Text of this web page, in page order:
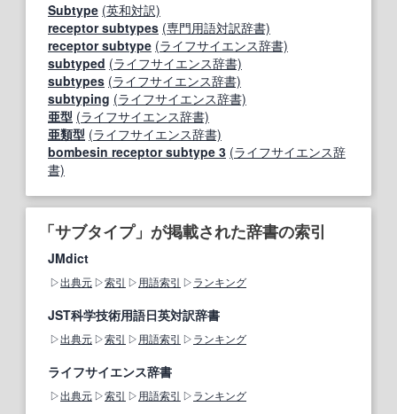
Subtype (英和対訳)
receptor subtypes (専門用語対訳辞書)
receptor subtype (ライフサイエンス辞書)
subtyped (ライフサイエンス辞書)
subtypes (ライフサイエンス辞書)
subtyping (ライフサイエンス辞書)
亜型 (ライフサイエンス辞書)
亜類型 (ライフサイエンス辞書)
bombesin receptor subtype 3 (ライフサイエンス辞
書)
「サブタイプ」が掲載された辞書の索引
JMdict
出典元 索引 用語索引 ランキング
JST科学技術用語日英対訳辞書
出典元 索引 用語索引 ランキング
ライフサイエンス辞書
出典元 索引 用語索引 ランキング